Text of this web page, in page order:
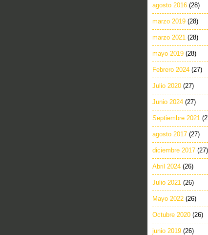
agosto 2016 (28)
marzo 2019 (28)
marzo 2021 (28)
mayo 2019 (28)
Febrero 2024 (27)
Julio 2020 (27)
Junio 2024 (27)
Septiembre 2021
agosto 2017 (27)
diciembre 2017 (27)
Abril 2024 (26)
Julio 2021 (26)
Mayo 2022 (26)
Octubre 2020 (26)
junio 2019 (26)